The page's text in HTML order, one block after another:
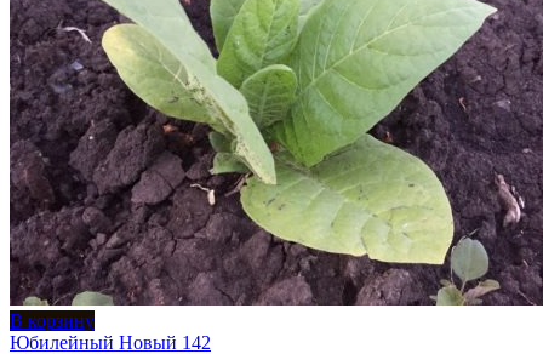
В корзину
Юбилейный Новый 142